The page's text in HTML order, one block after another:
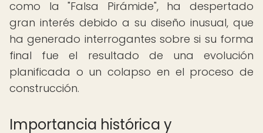
como la "Falsa Pirámide", ha despertado
gran interés debido a su diseño inusual, que
ha generado interrogantes sobre si su forma
final fue el resultado de una evolución
planificada o un colapso en el proceso de
construcción.
Importancia histórica y